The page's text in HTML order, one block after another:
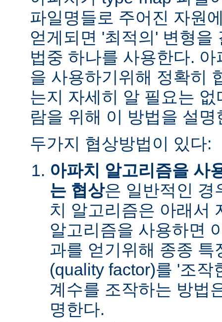
파일명들로 주어진 자원
얻게되면 '최적의' 변형을
법중 하나를 사용한다.
을 사용하기위해 정확히
는지 자세히 알 필요는
람을 위해 이 방법을 설명
두가지 협상방법이 있다:
아파치 알고리즘을 사
는 협상은 일반적인 경
치 알고리즘은 아래서
알고리즘을 사용하면
과를 얻기위해 종종 특
(quality factor)를 '조작
계수를 조작하는 방법
명한다.